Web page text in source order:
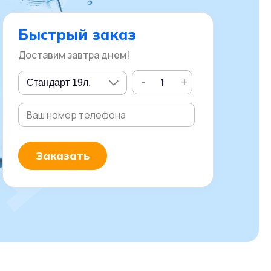
Быстрый заказ
Доставим завтра днем!
- +
Заказать